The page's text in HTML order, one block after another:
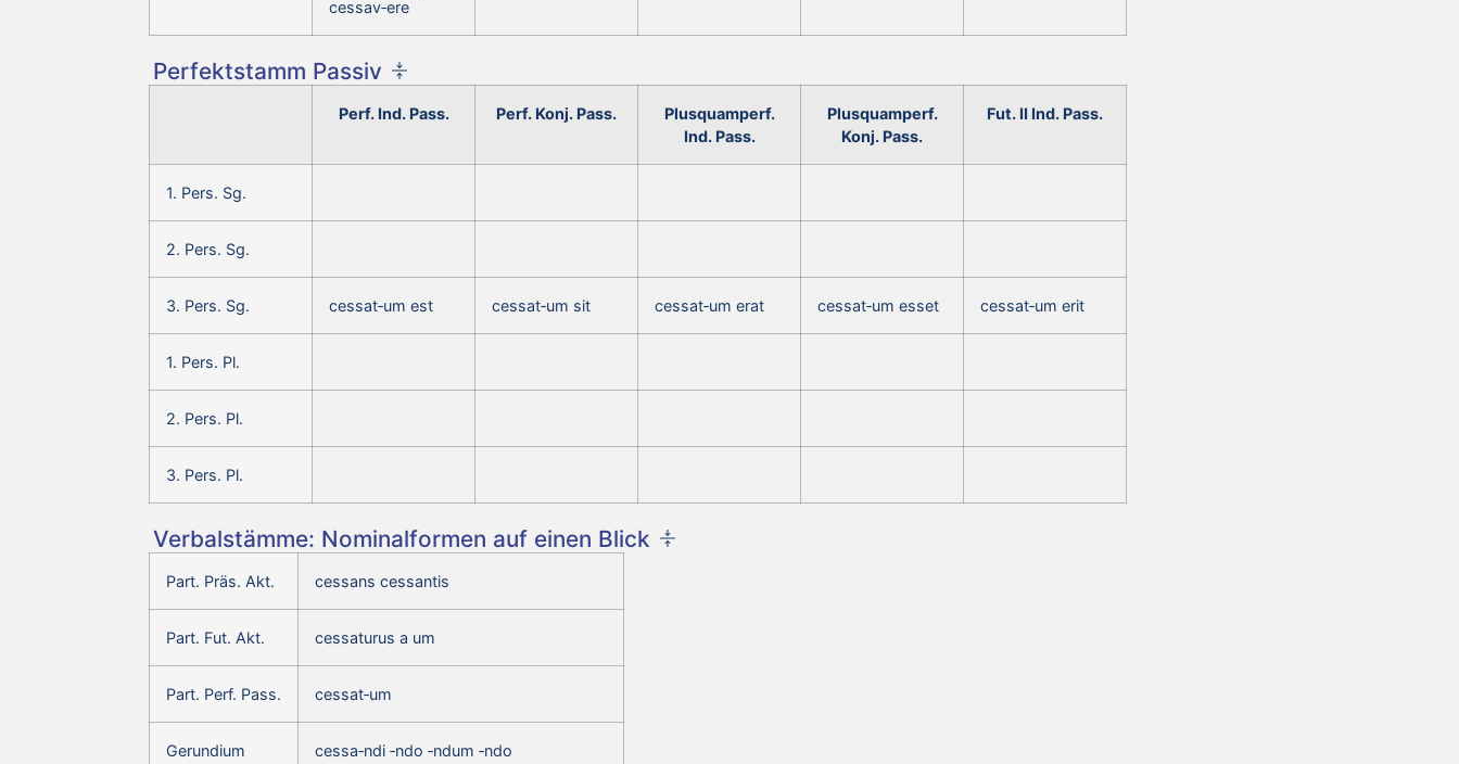
cessav‑ere
Perfektstamm Passiv
Perf. Ind. Pass. Perf. Konj. Pass.
Plusquamperf.
Ind. Pass.
Plusquamperf.
Konj. Pass.
Fut. II Ind. Pass.
1. Pers. Sg.
2. Pers. Sg.
3. Pers. Sg. cessat‑um est cessat‑um sit cessat‑um erat cessat‑um esset cessat‑um erit
1. Pers. Pl.
2. Pers. Pl.
3. Pers. Pl.
Verbalstämme: Nominalformen auf einen Blick
Part. Präs. Akt. cessans cessantis
Part. Fut. Akt. cessaturus a um
Part. Perf. Pass. cessat‑um
Gerundium cessa‑ndi ‑ndo ‑ndum ‑ndo